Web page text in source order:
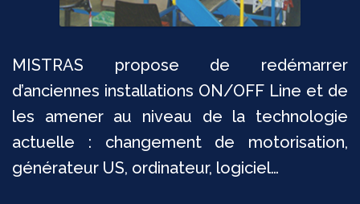
MISTRAS propose de redémarrer
d’anciennes installations ON/OFF Line et de
les amener au niveau de la technologie
actuelle : changement de motorisation,
générateur US, ordinateur, logiciel…